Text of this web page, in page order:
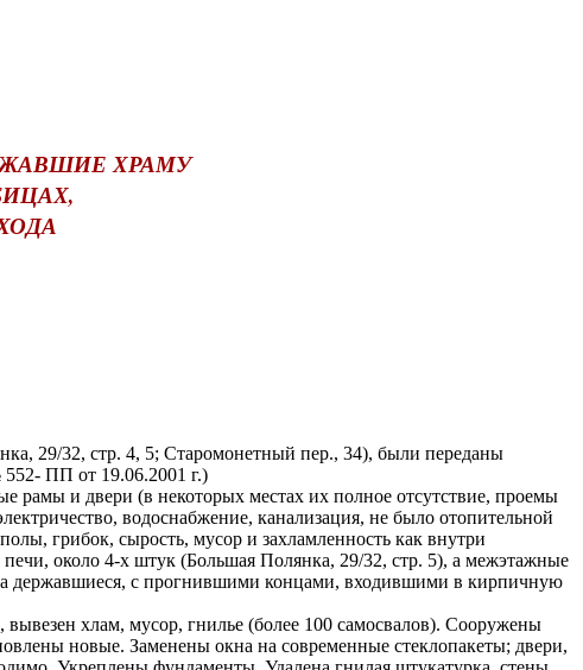
ХРАМУ
29/32, стр. 4, 5; Старомонетный пер., 34), были переданы
552- ПП от 19.06.2001 г.)
и двери (в некоторых местах их полное отсутствие, проемы
водоснабжение, канализация, не было отопительной
грибок, сырость, мусор и захламленность как внутри
около 4-х штук (Большая Полянка, 29/32, стр. 5), а межэтажные
державшиеся, с прогнившими концами, входившими в кирпичную
хлам, мусор, гнилье (более 100 самосвалов). Сооружены
новые. Заменены окна на современные стеклопакеты; двери,